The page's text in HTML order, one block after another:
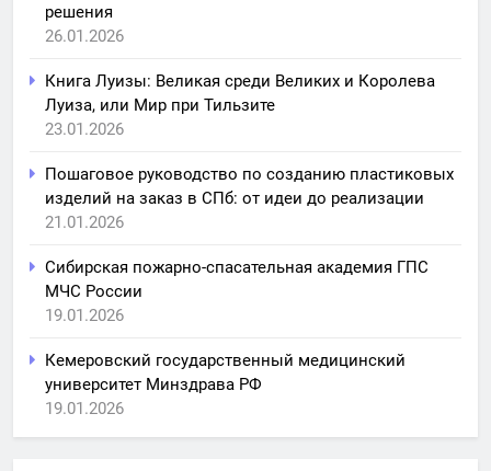
решения
26.01.2026
Книга Луизы: Великая среди Великих и Королева
Луиза, или Мир при Тильзите
23.01.2026
Пошаговое руководство по созданию пластиковых
изделий на заказ в СПб: от идеи до реализации
21.01.2026
Сибирская пожарно-спасательная академия ГПС
МЧС России
19.01.2026
Кемеровский государственный медицинский
университет Минздрава РФ
19.01.2026